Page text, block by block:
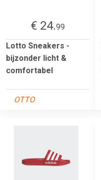
€ 24.99
Lotto Sneakers -
bijzonder licht &
comfortabel
OTTO